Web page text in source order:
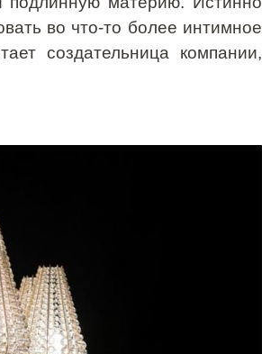
во что-то более интимное
создательница компании,